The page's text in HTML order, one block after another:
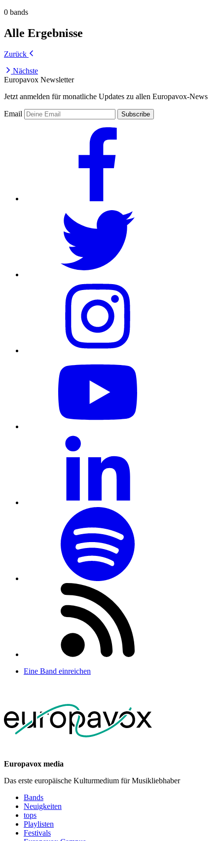
0 bands
Alle Ergebnisse
Zurück
Nächste
Europavox Newsletter
Jetzt anmelden für monatliche Updates zu allen Europavox-News
Email Subscribe
Eine Band einreichen
Europavox media
Das erste europäische Kulturmedium für Musikliebhaber
Bands
Neuigkeiten
tops
Playlisten
Festivals